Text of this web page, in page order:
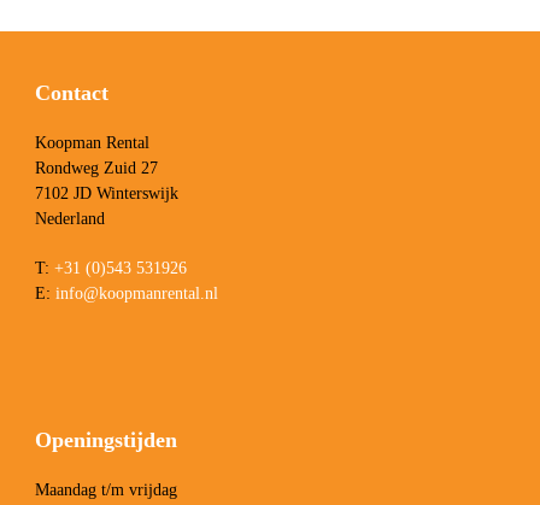
Contact
Koopman Rental
Rondweg Zuid 27
7102 JD Winterswijk
Nederland
T: +31 (0)543 531926
E: info@koopmanrental.nl
Openingstijden
Maandag t/m vrijdag